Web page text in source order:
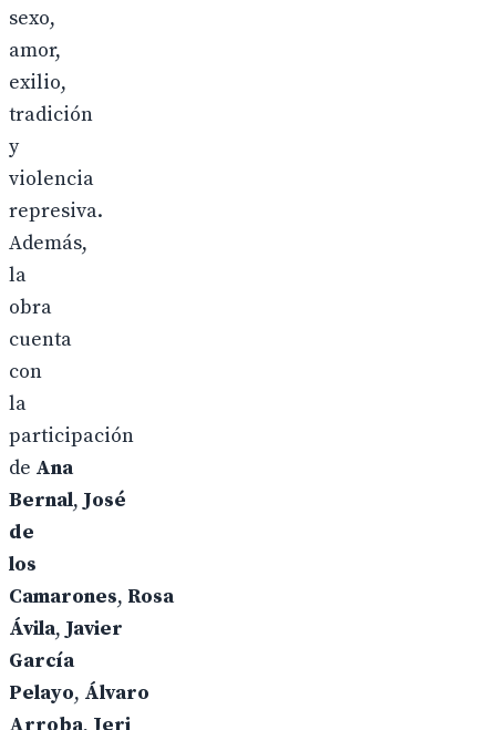
sexo,
amor,
exilio,
tradición
y
violencia
represiva.
Además,
la
obra
cuenta
con
la
participación
de Ana
Bernal, José
de
los
Camarones, Rosa
Ávila, Javier
García
Pelayo, Álvaro